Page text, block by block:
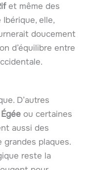
et même des
elle,
doucement
d’équilibre entre
D’autres
ou certaines
aussi des
plaques.
reste la